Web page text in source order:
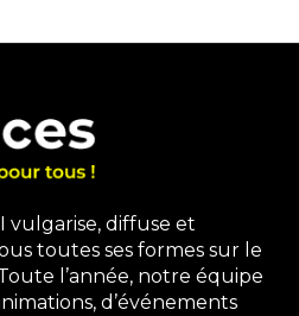
vulgarise, diffuse et
toutes ses formes sur le
l’année, notre équipe
d’événements